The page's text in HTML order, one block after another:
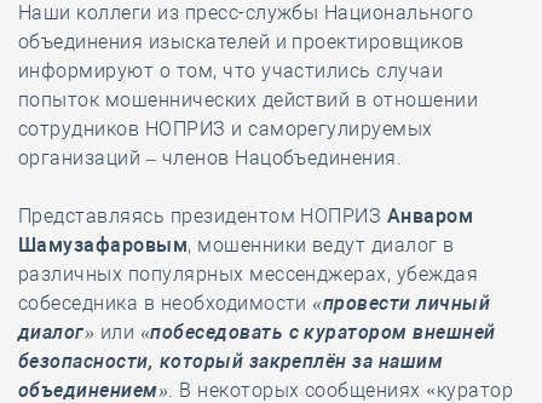
Наши коллеги из пресс-службы Национального
объединения изыскателей и проектировщиков
информируют о том, что участились случаи
попыток мошеннических действий в отношении
сотрудников НОПРИЗ и саморегулируемых
организаций – членов Нацобъединения.
Представляясь президентом НОПРИЗ Анваром
Шамузафаровым, мошенники ведут диалог в
различных популярных мессенджерах, убеждая
собеседника в необходимости «провести личный
диалог» или «побеседовать с куратором внешней
безопасности, который закреплён за нашим
объединением». В некоторых сообщениях «куратор